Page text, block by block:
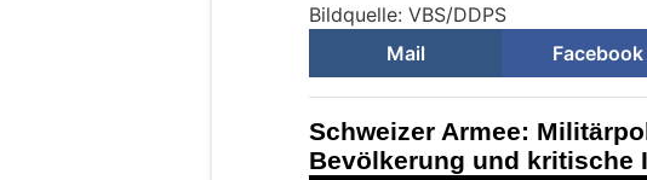
Bildquelle: VBS/DDPS
Mail
Facebook
Schweizer Armee:
Bevölkerung und kritische